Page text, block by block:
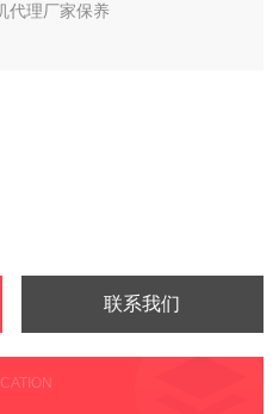
代理厂家保养
联系我们